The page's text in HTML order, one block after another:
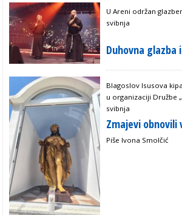
U Areni održan
svibnja
Duhovna glazba
Blagoslov Isusova
u organizaciji Družbe
svibnja
Zmajevi obnovili
Piše Ivona Smolčić